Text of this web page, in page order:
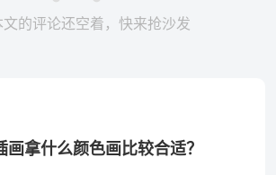
的评论还空着，快来抢沙发
拿什么颜色画比较合适？